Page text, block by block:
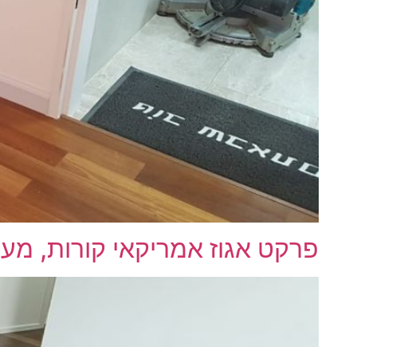
פרקט אגוז אמריקאי קורות,